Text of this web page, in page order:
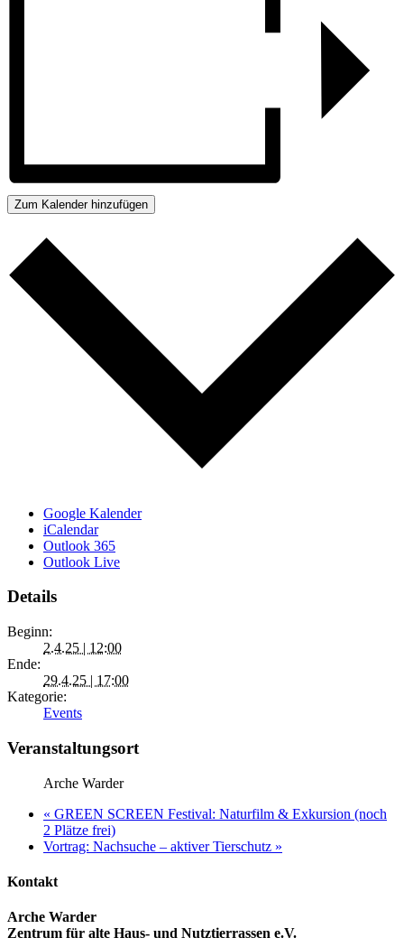
Zum Kalender hinzufügen
Google Kalender
iCalendar
Outlook 365
Outlook Live
Details
Beginn:
2.4.25 | 12:00
Ende:
29.4.25 | 17:00
Kategorie:
Events
Veranstaltungsort
Arche Warder
« GREEN SCREEN Festival: Naturfilm & Exkursion (noch
2 Plätze frei)
Vortrag: Nachsuche – aktiver Tierschutz »
Kontakt
Arche Warder
Zentrum für alte Haus- und Nutztierrassen e.V.